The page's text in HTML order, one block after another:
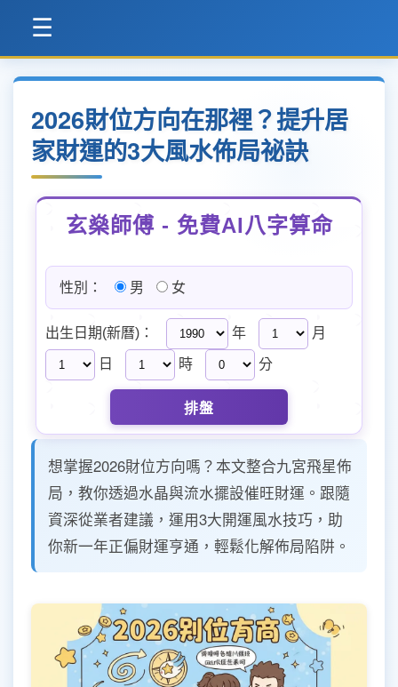
☰
2026財位方向在那裡？提升居
家財運的3大風水佈局祕訣
玄燊師傅 - 免費AI八字算命
性別： 男 女
出生日期(新曆)： 年 月
日 時 分
排盤
想掌握2026財位方向嗎？本文整合九宮飛星佈
局，教你透過水晶與流水擺設催旺財運。跟隨
資深從業者建議，運用3大開運風水技巧，助
你新一年正偏財運亨通，輕鬆化解佈局陷阱。